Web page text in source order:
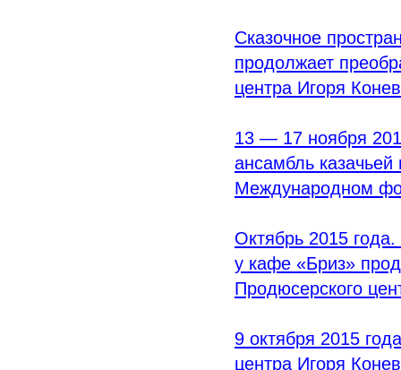
Сказочное
продолжает
центра Игоря
13 — 17 ноября
ансамбль казачьей
Международном
Октябрь 2015
у кафе «Бриз»
Продюсерского
9 октября 2015
центра Игоря